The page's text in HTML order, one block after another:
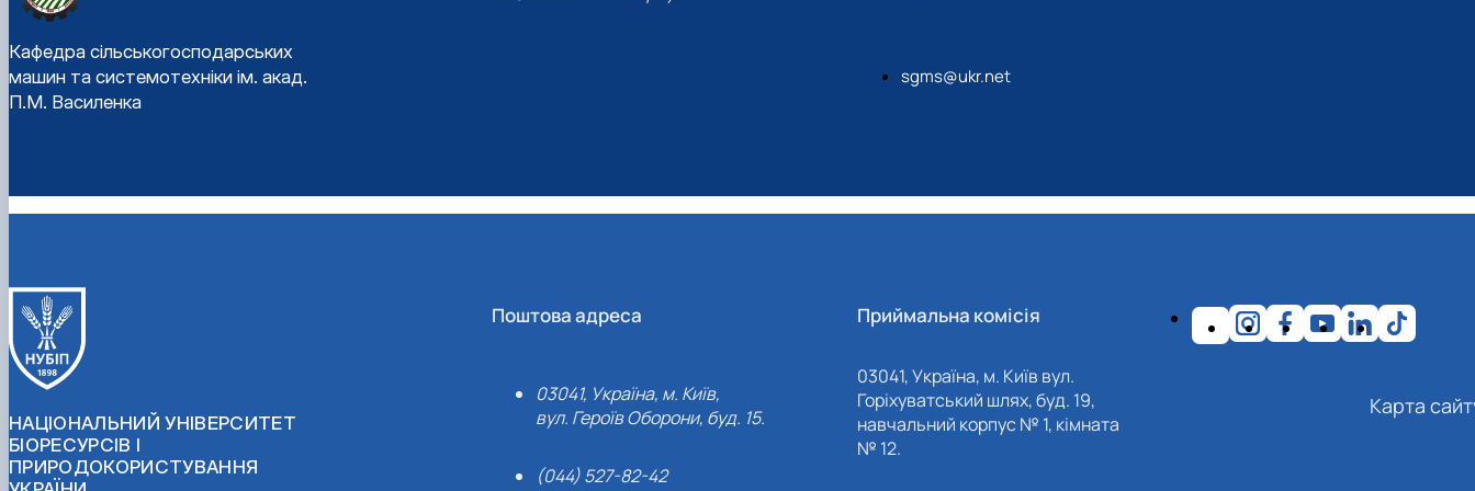
6. Ivan Rogovskii, Oleksiy Derkach, Mikola Ohiienko, Andrii Skomorovskyi, Alona Ohiienko, Igor Derkach, Kazimierz Lukawiecki, Oleksandr
Кафедра сільськогосподарських
машин та системотехніки ім. акад.
П.М. Василенка
sgms@ukr.net
НАЦІОНАЛЬНИЙ УНІВЕРСИТЕТ
БІОРЕСУРСІВ І
ПРИРОДОКОРИСТУВАННЯ
Поштова адреса
03041, Україна, м. Київ,
вул. Героїв Оборони, буд. 15.
(044) 527-82-42
Приймальна комісія
03041, Україна, м. Київ вул.
Горіхуватський шлях, буд. 19,
навчальний корпус № 1, кімната
№ 12.
Карта